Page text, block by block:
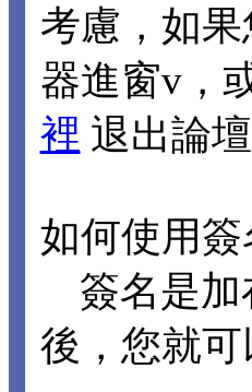
考慮，如
器進窗v，
裡 退出論
如何使用簽
簽名是加
後，您就